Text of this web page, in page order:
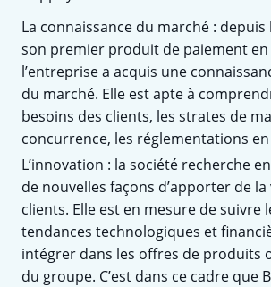
La connaissance du marché :
son premier produit de paiement en
l’entreprise a acquis une
du marché. Elle est apte à
besoins des clients, les strates de
concurrence, les réglementations
L’innovation : la société recherche
de nouvelles façons d’apporter de la
clients. Elle est en mesure de suivre
tendances technologiques et
intégrer dans les offres de produits
du groupe. C’est dans ce cadre que